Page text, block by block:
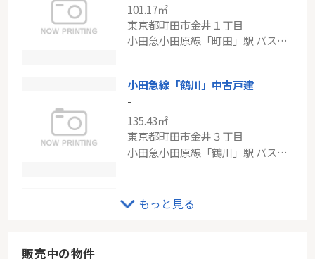
58.24㎡
神奈川県川崎市川崎区大島１丁目
101.17㎡
東京都町田市金井１丁目
小田急小田原線「町田」駅 バス14分 「金井小学校入口」 停歩9分
小田急線「鶴川」中古戸建
-
135.43㎡
東京都町田市金井３丁目
小田急小田原線「鶴川」駅 バス7分 「榛名坂ヒルズ」 停歩7分
-
もっと見る
販売中の物件